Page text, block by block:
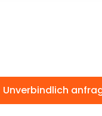
Unverbindlich